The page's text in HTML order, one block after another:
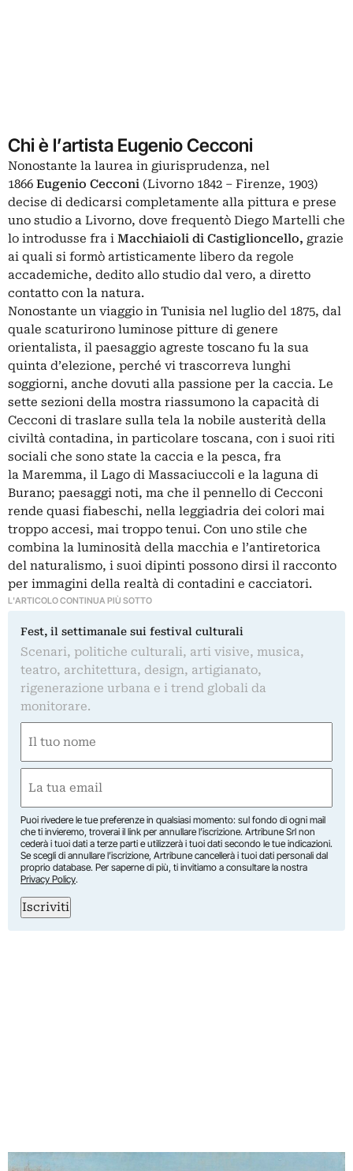
Chi è l’artista Eugenio Cecconi
Nonostante la laurea in giurisprudenza, nel
1866 Eugenio Cecconi (Livorno 1842 – Firenze, 1903)
decise di dedicarsi completamente alla pittura e prese
uno studio a Livorno, dove frequentò Diego Martelli che
lo introdusse fra i Macchiaioli di Castiglioncello, grazie
ai quali si formò artisticamente libero da regole
accademiche, dedito allo studio dal vero, a diretto
contatto con la natura.
Nonostante un viaggio in Tunisia nel luglio del 1875, dal
quale scaturirono luminose pitture di genere
orientalista, il paesaggio agreste toscano fu la sua
quinta d’elezione, perché vi trascorreva lunghi
soggiorni, anche dovuti alla passione per la caccia. Le
sette sezioni della mostra riassumono la capacità di
Cecconi di traslare sulla tela la nobile austerità della
civiltà contadina, in particolare toscana, con i suoi riti
sociali che sono state la caccia e la pesca, fra
la Maremma, il Lago di Massaciuccoli e la laguna di
Burano; paesaggi noti, ma che il pennello di Cecconi
rende quasi fiabeschi, nella leggiadria dei colori mai
troppo accesi, mai troppo tenui. Con uno stile che
combina la luminosità della macchia e l’antiretorica
del naturalismo, i suoi dipinti possono dirsi il racconto
per immagini della realtà di contadini e cacciatori.
L'ARTICOLO CONTINUA PIÙ SOTTO
Fest, il settimanale sui festival culturali
Scenari, politiche culturali, arti visive, musica,
teatro, architettura, design, artigianato,
rigenerazione urbana e i trend globali da
monitorare.
(Required)
First
(Required)
Puoi rivedere le tue preferenze in qualsiasi momento: sul fondo di ogni mail
che ti invieremo, troverai il link per annullare l’iscrizione. Artribune Srl non
cederà i tuoi dati a terze parti e utilizzerà i tuoi dati secondo le tue indicazioni.
Se scegli di annullare l’iscrizione, Artribune cancellerà i tuoi dati personali dal
proprio database. Per saperne di più, ti invitiamo a consultare la nostra
Privacy Policy.
Iscriviti